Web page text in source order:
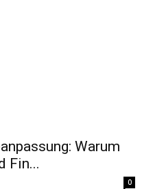
Warum
Fin...
0